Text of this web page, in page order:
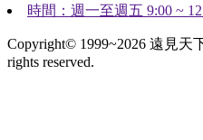
時間：週一至週五 9:00 ~
Copyright© 1999~2026 遠見
rights reserved.